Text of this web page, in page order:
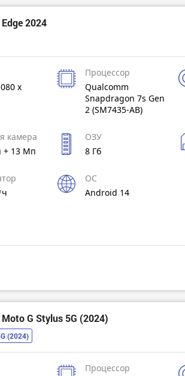
2024
x
Процессор
Qualcomm
Snapdragon 7s Gen
2 (SM7435-AB)
камера
+ 13 Мп
ОЗУ
8 Гб
ОС
Android 14
G Stylus 5G (2024)
(2024)
Процессор